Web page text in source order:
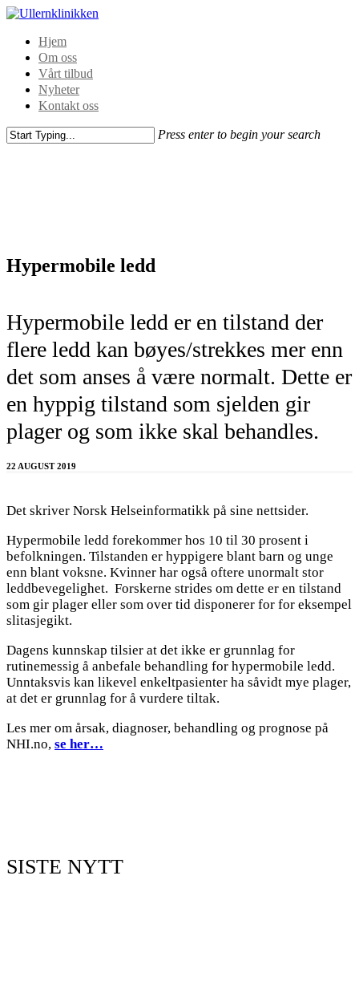
Hjem
Om oss
Vårt tilbud
Nyheter
Kontakt oss
Press enter to begin your search
Hypermobile ledd
Hypermobile ledd er en tilstand der
flere ledd kan bøyes/strekkes mer enn
det som anses å være normalt. Dette er
en hyppig tilstand som sjelden gir
plager og som ikke skal behandles.
22 AUGUST 2019
Det skriver Norsk Helseinformatikk på sine nettsider.
Hypermobile ledd forekommer hos 10 til 30 prosent i
befolkningen. Tilstanden er hyppigere blant barn og unge
enn blant voksne. Kvinner har også oftere unormalt stor
leddbevegelighet. Forskerne strides om dette er en tilstand
som gir plager eller som over tid disponerer for for eksempel
slitasjegikt.
Dagens kunnskap tilsier at det ikke er grunnlag for
rutinemessig å anbefale behandling for hypermobile ledd.
Unntaksvis kan likevel enkeltpasienter ha såvidt mye plager,
at det er grunnlag for å vurdere tiltak.
Les mer om årsak, diagnoser, behandling og prognose på
NHI.no, se her…
SISTE NYTT